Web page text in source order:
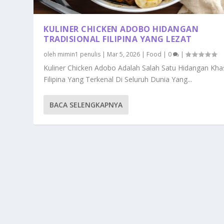
KULINER CHICKEN ADOBO HIDANGAN
TRADISIONAL FILIPINA YANG LEZAT
oleh mimin1 penulis | Mar 5, 2026 | Food | 0 |
Kuliner Chicken Adobo Adalah Salah Satu Hidangan
Filipina Yang Terkenal Di Seluruh Dunia Yang...
BACA SELENGKAPNYA